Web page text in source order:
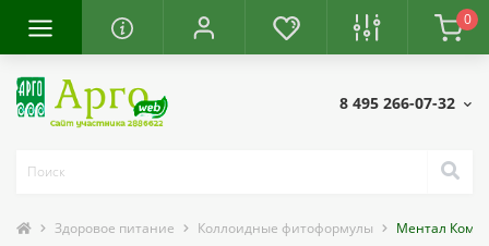
0
8 495 266-07-32
Здоровое питание Коллоидные фитоформулы Ментал